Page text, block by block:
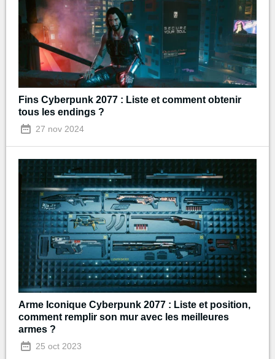
Fins Cyberpunk 2077 : Liste et comment obtenir
tous les endings ?
27 nov 2024
Arme Iconique Cyberpunk 2077 : Liste et position,
comment remplir son mur avec les meilleures
armes ?
25 oct 2023